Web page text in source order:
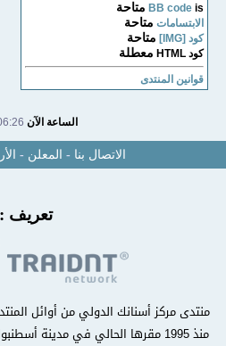
BB codeis متاحة
الابتسامات متاحة
كود [IMG] متاحة
كود HTML معطلة
قوانين المنتدى
الساعة الآن06:26 PM
الاتصال بنا-المعلن-
تعريف :
منتدى مركز أسنانك الدولي من أوائل
منذ 1995 مقرها الحالي في مدينة